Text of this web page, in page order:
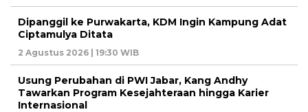
Dipanggil ke Purwakarta, KDM Ingin Kampung Adat
Ciptamulya Ditata
2 Agustus 2026 | 19:30 WIB
Usung Perubahan di PWI Jabar, Kang Andhy
Tawarkan Program Kesejahteraan hingga Karier
Internasional